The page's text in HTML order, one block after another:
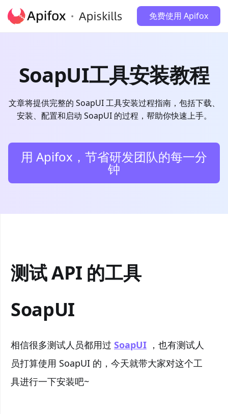
免费使用 Apifox
SoapUI工具安装教程
文章将提供完整的 SoapUI 工具安装过程指南，包括下载、
安装、配置和启动 SoapUI 的过程，帮助你快速上手。
用 Apifox，节省研发团队的每一分
钟
测试 API 的工具
SoapUI
相信很多测试人员都用过 SoapUI ，也有测试人
员打算使用 SoapUI 的，今天就带大家对这个工
具进行一下安装吧~